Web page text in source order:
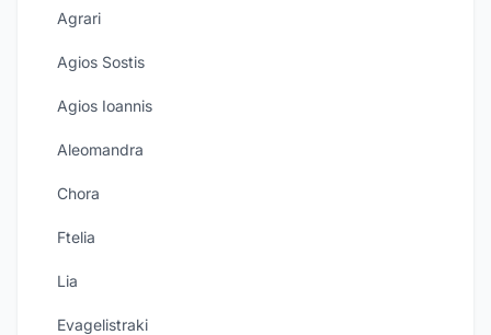
Agrari
Agios Sostis
Agios Ioannis
Aleomandra
Chora
Ftelia
Lia
Evagelistraki